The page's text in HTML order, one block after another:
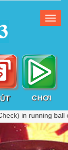
on match